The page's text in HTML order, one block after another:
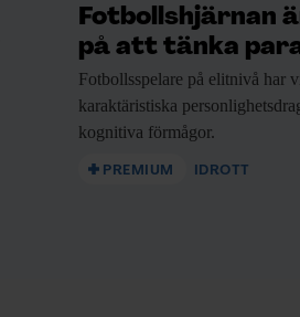
Fotbollshjärnan
på att tänka
Fotbollsspelare på elitnivå har
karaktäristiska
kognitiva förmågor.
PREMIUM IDROTT